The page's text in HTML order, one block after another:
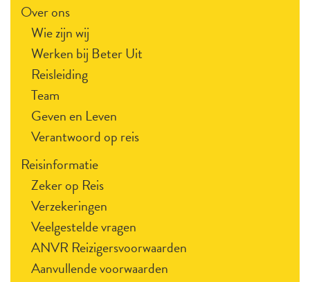
Over ons
Wie zijn wij
Werken bij Beter Uit
Reisleiding
Team
Geven en Leven
Verantwoord op reis
Reisinformatie
Zeker op Reis
Verzekeringen
Veelgestelde vragen
ANVR Reizigersvoorwaarden
Aanvullende voorwaarden